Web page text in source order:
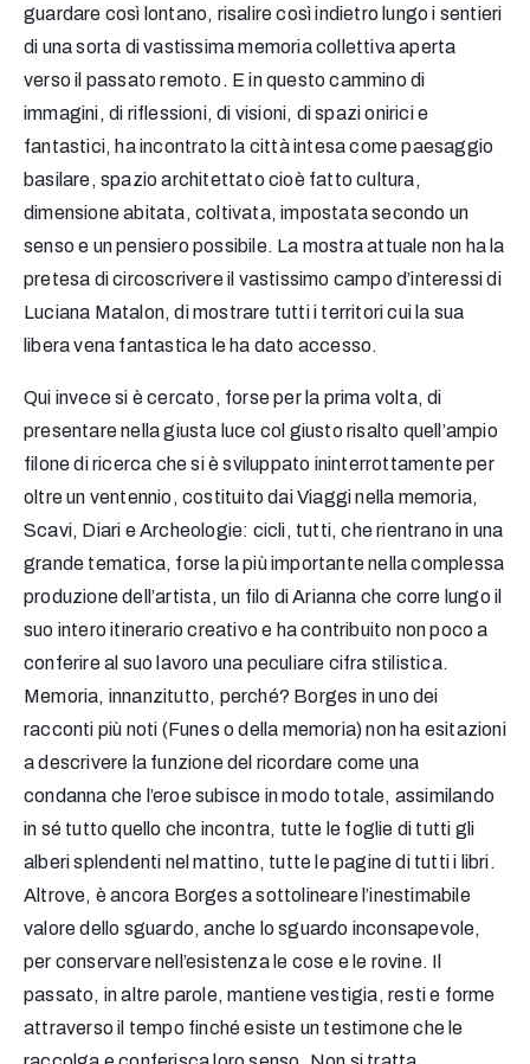
guardare così lontano, risalire così indietro lungo i sentieri
di una sorta di vastissima memoria collettiva aperta
verso il passato remoto. E in questo cammino di
immagini, di riflessioni, di visioni, di spazi onirici e
fantastici, ha incontrato la città intesa come paesaggio
basilare, spazio architettato cioè fatto cultura,
dimensione abitata, coltivata, impostata secondo un
senso e un pensiero possibile. La mostra attuale non ha la
pretesa di circoscrivere il vastissimo campo d’interessi di
Luciana Matalon, di mostrare tutti i territori cui la sua
libera vena fantastica le ha dato accesso.
Qui invece si è cercato, forse per la prima volta, di
presentare nella giusta luce col giusto risalto quell’ampio
filone di ricerca che si è sviluppato ininterrottamente per
oltre un ventennio, costituito dai Viaggi nella memoria,
Scavi, Diari e Archeologie: cicli, tutti, che rientrano in una
grande tematica, forse la più importante nella complessa
produzione dell’artista, un filo di Arianna che corre lungo il
suo intero itinerario creativo e ha contribuito non poco a
conferire al suo lavoro una peculiare cifra stilistica.
Memoria, innanzitutto, perché? Borges in uno dei
racconti più noti (Funes o della memoria) non ha esitazioni
a descrivere la funzione del ricordare come una
condanna che l’eroe subisce in modo totale, assimilando
in sé tutto quello che incontra, tutte le foglie di tutti gli
alberi splendenti nel mattino, tutte le pagine di tutti i libri.
Altrove, è ancora Borges a sottolineare l’inestimabile
valore dello sguardo, anche lo sguardo inconsapevole,
per conservare nell’esistenza le cose e le rovine. Il
passato, in altre parole, mantiene vestigia, resti e forme
attraverso il tempo finché esiste un testimone che le